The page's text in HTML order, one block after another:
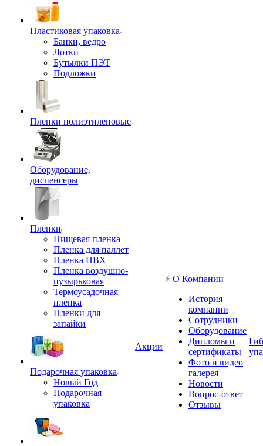
Пластиковая упаковка
Банки, ведро
Лотки
Бутылки ПЭТ
Подложки
Пленки полиэтиленовые
Оборудование,
диспенсеры
Пленки
Пищевая пленка
Пленка для паллет
Пленка ПВХ
Пленка воздушно-
пузырьковая
Термоусадочная
пленка
Пленки для
запайки
Подарочная упаковка
Новый Год
Подарочная
упаковка
Акции
О Компании
История
компании
Сотрудники
Оборудование
Дипломы и
сертификаты
Фото и видео
галерея
Новости
Вопрос-ответ
Отзывы